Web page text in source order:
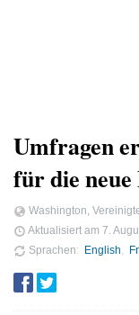
Umfragen
für die
Washington,
Aktualisiert am 7.
Sprachen
English